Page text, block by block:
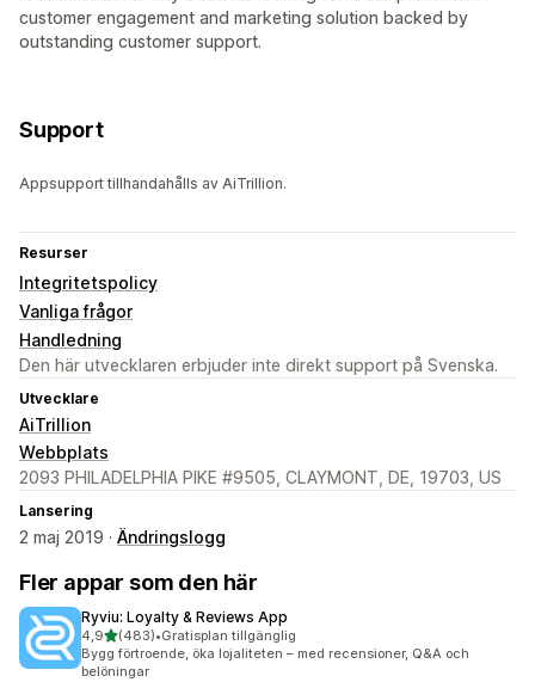
customer engagement and marketing solution backed by
outstanding customer support.
Support
Appsupport tillhandahålls av AiTrillion.
Resurser
Integritetspolicy
Vanliga frågor
Handledning
Den här utvecklaren erbjuder inte direkt support på Svenska.
Utvecklare
AiTrillion
Webbplats
2093 PHILADELPHIA PIKE #9505, CLAYMONT, DE, 19703, US
Lansering
2 maj 2019 · Ändringslogg
Fler appar som den här
Ryviu: Loyalty & Reviews App
4,9av 5 stjärnor
(483)
483 recensioner totalt
•Gratisplan tillgänglig
Bygg förtroende, öka lojaliteten – med recensioner, Q&A och
belöningar